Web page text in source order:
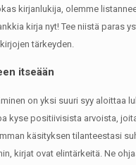
kirjanlukija, olemme
kirja nyt! Tee niistä paras
tärkeyden.
itseään
on yksi suuri syy aloittaa
kyse positiivisista arvoista,
käsityksen tilanteestasi
kirjat ovat elintärkeitä. Ne